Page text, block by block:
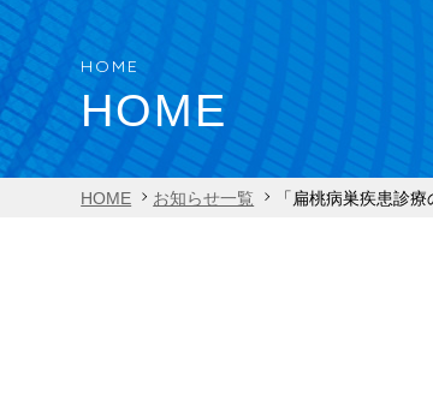
HOME
HOME
HOME お知らせ一覧 「扁桃病巣疾患診